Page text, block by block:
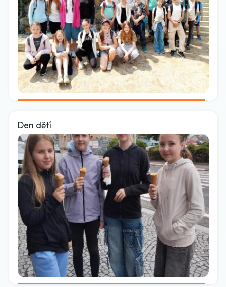
Den dětí